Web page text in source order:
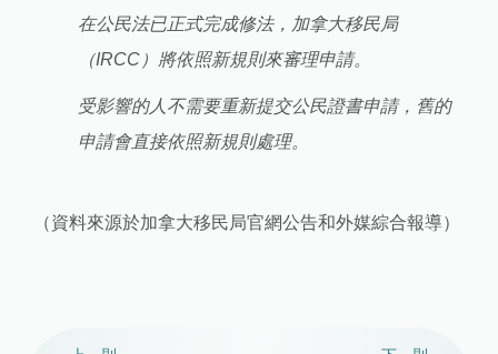
在公民法已正式完成修法，加拿大移民局
（IRCC）將依照新規則來審理申請。
受影響的人不需要重新提交公民證書申請，舊的
申請會直接依照新規則處理。
（資料來源於加拿大移民局官網公告和外媒綜合報導）